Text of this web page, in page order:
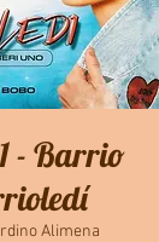
- Barrio
Alimena